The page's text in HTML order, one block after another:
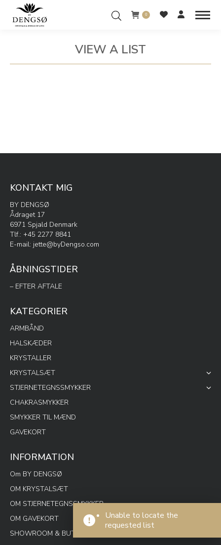
0
VIEW A LIST
You are here:
Unable to locate the
requested list
KONTAKT MIG
BY DENGSØ
Ådraget 17
6971 Spjald Denmark
Tlf.: +45 2277 8841
E-mail: jette@byDengso.com
ÅBNINGSTIDER
– EFTER AFTALE
KATEGORIER
ARMBÅND
HALSKÆDER
KRYSTALLER
KRYSTALSÆT
STJERNETEGNSSMYKKER
CHAKRASMYKKER
SMYKKER TIL MÆND
GAVEKORT
INFORMATION
Om BY DENGSØ
OM KRYSTALSÆT
OM STJERNETEGNSSMYKKER
OM GAVEKORT
SHOWROOM & BUTIK SPOTON